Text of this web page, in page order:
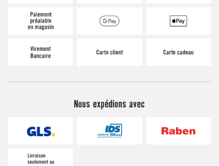
Nous expédions avec